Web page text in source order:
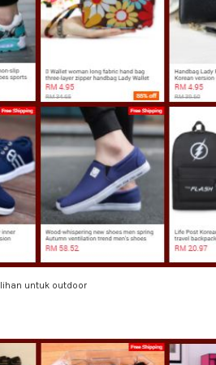
untuk outdoor